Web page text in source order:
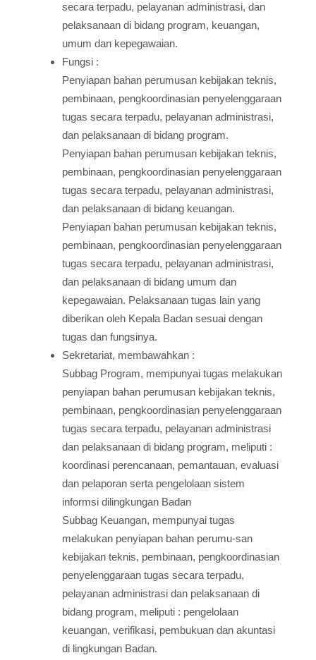
secara terpadu, pelayanan administrasi, dan
pelaksanaan di bidang program, keuangan,
umum dan kepegawaian.
Fungsi :
Penyiapan bahan perumusan kebijakan teknis,
pembinaan, pengkoordinasian penyelenggaraan
tugas secara terpadu, pelayanan administrasi,
dan pelaksanaan di bidang program.
Penyiapan bahan perumusan kebijakan teknis,
pembinaan, pengkoordinasian penyelenggaraan
tugas secara terpadu, pelayanan administrasi,
dan pelaksanaan di bidang keuangan.
Penyiapan bahan perumusan kebijakan teknis,
pembinaan, pengkoordinasian penyelenggaraan
tugas secara terpadu, pelayanan administrasi,
dan pelaksanaan di bidang umum dan
kepegawaian. Pelaksanaan tugas lain yang
diberikan oleh Kepala Badan sesuai dengan
tugas dan fungsinya.
Sekretariat, membawahkan :
Subbag Program, mempunyai tugas melakukan
penyiapan bahan perumusan kebijakan teknis,
pembinaan, pengkoordinasian penyelenggaraan
tugas secara terpadu, pelayanan administrasi
dan pelaksanaan di bidang program, meliputi :
koordinasi perencanaan, pemantauan, evaluasi
dan pelaporan serta pengelolaan sistem
informsi dilingkungan Badan
Subbag Keuangan, mempunyai tugas
melakukan penyiapan bahan perumu-san
kebijakan teknis, pembinaan, pengkoordinasian
penyelenggaraan tugas secara terpadu,
pelayanan administrasi dan pelaksanaan di
bidang program, meliputi : pengelolaan
keuangan, verifikasi, pembukuan dan akuntasi
di lingkungan Badan.